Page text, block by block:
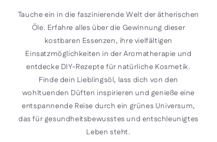
Tauche ein in die faszinierende Welt der ätherischen
Öle. Erfahre alles über die Gewinnung dieser
kostbaren Essenzen, ihre vielfältigen
Einsatzmöglichkeiten in der Aromatherapie und
entdecke DIY-Rezepte für natürliche Kosmetik.
Finde dein Lieblingsöl, lass dich von den
wohltuenden Düften inspirieren und genieße eine
entspannende Reise durch ein grünes Universum,
das für gesundheitsbewusstes und entschleunigtes
Leben steht.